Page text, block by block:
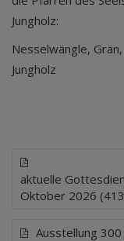
Jungholz:
Nesselwängle,
Jungholz
aktuelle
Oktober 2026
Ausstellung